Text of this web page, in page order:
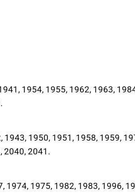
1954, 1955, 1962, 1963,
1950, 1951, 1958, 1959,
2040, 2041.
1974, 1975, 1982, 1983, 1996,